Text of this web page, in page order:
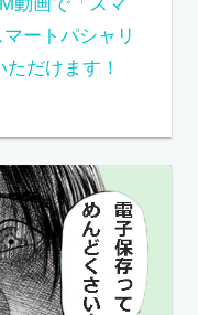
ートパシャリ
だけます！